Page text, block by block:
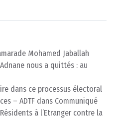
Mohamed Jaballah
nous a quittés : au
dans ce processus électoral
– ADTF dans Communiqué
à l’Etranger contre la